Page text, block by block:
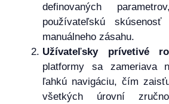
definovaných
používateľskú
manuálneho zásahu.
Užívateľsky prívetivé
platformy sa zameriava
ľahkú navigáciu, čím
všetkých úrovní